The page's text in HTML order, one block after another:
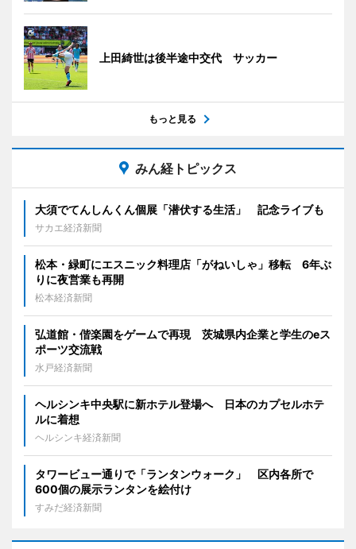
上田綺世は後半途中交代 サッカー
もっと見る
みん経トピックス
大須でてんしんくん個展「潜伏する生活」 記念ライブも
サカエ経済新聞
松本・緑町にエスニック料理店「がねいしゃ」移転 6年ぶ
りに夜営業も再開
松本経済新聞
弘道館・偕楽園をゲームで再現 茨城県内企業と学生のeス
ポーツ交流戦
水戸経済新聞
ヘルシンキ中央駅に新ホテル登場へ 日本のカプセルホテ
ルに着想
ヘルシンキ経済新聞
タワービュー通りで「ランタンウォーク」 区内各所で
600個の展示ランタンを絵付け
すみだ経済新聞